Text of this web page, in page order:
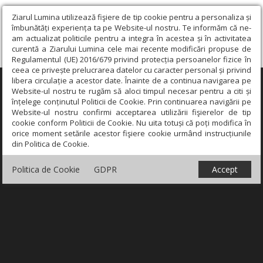
Ziarul Lumina utilizează fişiere de tip cookie pentru a personaliza și
îmbunătăți experiența ta pe Website-ul nostru. Te informăm că ne-
am actualizat politicile pentru a integra în acestea și în activitatea
curentă a Ziarului Lumina cele mai recente modificări propuse de
Regulamentul (UE) 2016/679 privind protecția persoanelor fizice în
ceea ce privește prelucrarea datelor cu caracter personal și privind
libera circulație a acestor date. Înainte de a continua navigarea pe
Website-ul nostru te rugăm să aloci timpul necesar pentru a citi și
înțelege conținutul Politicii de Cookie. Prin continuarea navigării pe
Website-ul nostru confirmi acceptarea utilizării fişierelor de tip
cookie conform Politicii de Cookie. Nu uita totuși că poți modifica în
orice moment setările acestor fişiere cookie urmând instrucțiunile
din Politica de Cookie.
Politica de Cookie GDPR Accept
×